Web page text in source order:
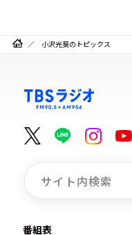
小沢光葵のトピックス
番組表